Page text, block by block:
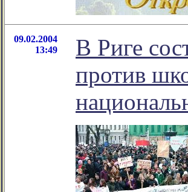
09.02.2004
13:49
В Риге
против